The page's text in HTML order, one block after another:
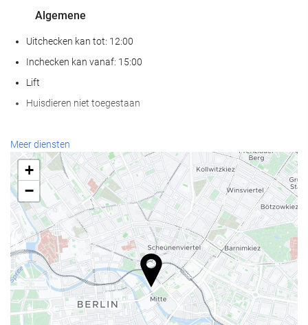
Algemene
Uitchecken kan tot: 12:00
Inchecken kan vanaf: 15:00
Lift
Huisdieren niet toegestaan
Receptiediensten
24-uursreceptie
Bagageopslag
Eten en drinken
À-la-carterestaurant
Bar
Wellness
Meer diensten
+
−